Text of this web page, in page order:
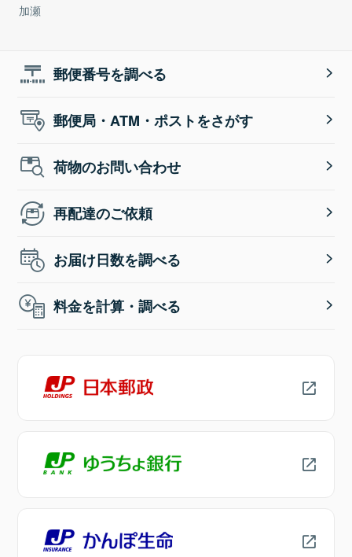
加瀬
郵便番号を調べる
郵便局・ATM・ポストをさがす
荷物のお問い合わせ
再配達のご依頼
お届け日数を調べる
料金を計算・調べる